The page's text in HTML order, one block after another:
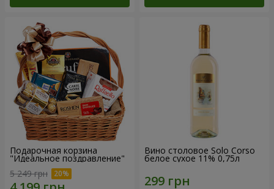
Подарочная корзина
"Идеальное поздравление"
5 249 грн
Вино столовое Solo Corso
белое сухое 11% 0,75л